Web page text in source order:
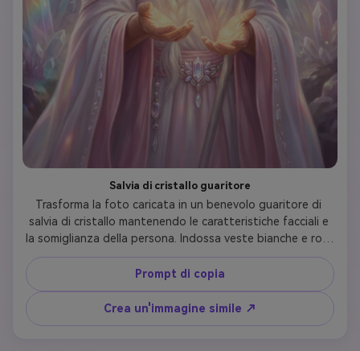
Salvia di cristallo guaritore
Trasforma la foto caricata in un benevolo guaritore di
salvia di cristallo mantenendo le caratteristiche facciali e
la somiglianza della persona. Indossa veste bianche e rosa
pastello scorrevoli con ornamenti di cristallo, corona di
fiori con cristalli curativi luminosi, mani che emanano
morbida luce curativa dorata. Capelli lunghi che scorrono
con trecce contenenti pietre preziose. Tieni un bastone
di guarigione cristallino. Grotta di cristallo incantata con
Prompt di copia
Crea un'immagine simile ↗